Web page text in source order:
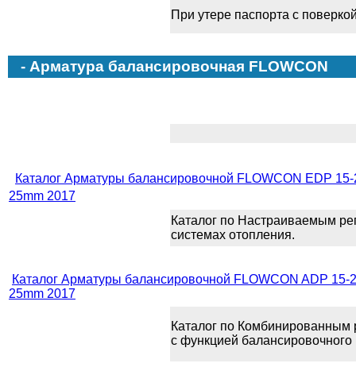
При утере паспорта с
- Арматура балансировочная FLOWCON
Каталог Арматуры балансировочной FLOWCON EDP
25mm 2017
Каталог по Настраиваемым
системах отопления.
Каталог Арматуры балансировочной FLOWCON ADP 15-
25mm 2017
Каталог по Комбинированным
с функцией балансировочного